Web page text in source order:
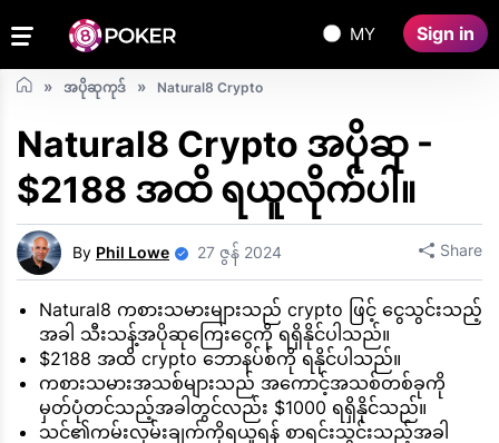
MY Sign in
အပိုဆုကုဒ် Natural8 Crypto
Natural8 Crypto အပိုဆု -
$2188 အထိ ရယူလိုက်ပါ။
By Phil Lowe 27 ဇွန် 2024 Share
Natural8 ကစားသမားများသည် crypto ဖြင့် ငွေသွင်းသည့်
အခါ သီးသန့်အပိုဆုကြေးငွေကို ရရှိနိုင်ပါသည်။
$2188 အထိ crypto ဘောနပ်စ်ကို ရနိုင်ပါသည်။
ကစားသမားအသစ်များသည် အကောင့်အသစ်တစ်ခုကို
မှတ်ပုံတင်သည့်အခါတွင်လည်း $1000 ရရှိနိုင်သည်။
သင်၏ကမ်းလှမ်းချက်ကိုရယူရန် စာရင်းသွင်းသည့်အခါ